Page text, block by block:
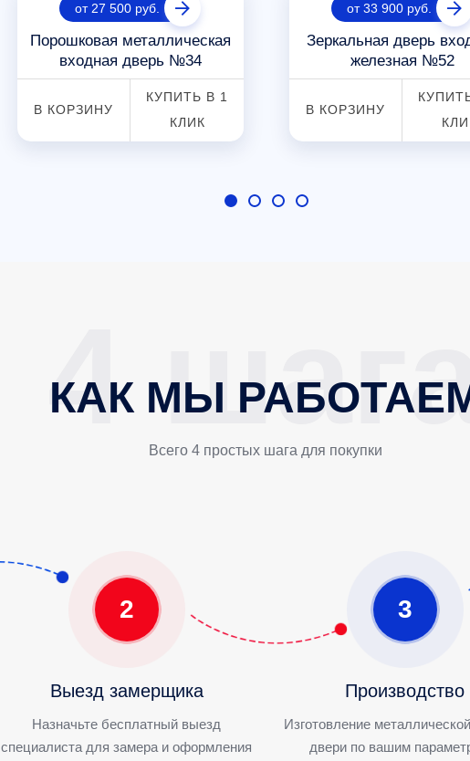
от 27 500 руб.
Порошковая металлическая
входная дверь №34
В КОРЗИНУ
КУПИТЬ В 1
КЛИК
от 33 900 руб.
Зеркальная дверь
железная №52
В КОРЗИНУ
КАК МЫ
Всего 4 простых шага для покупки
2
Выезд замерщика
Назначьте бесплатный выезд
специалиста для замера и оформления
3
Производство
Изготовление
двери по вашим